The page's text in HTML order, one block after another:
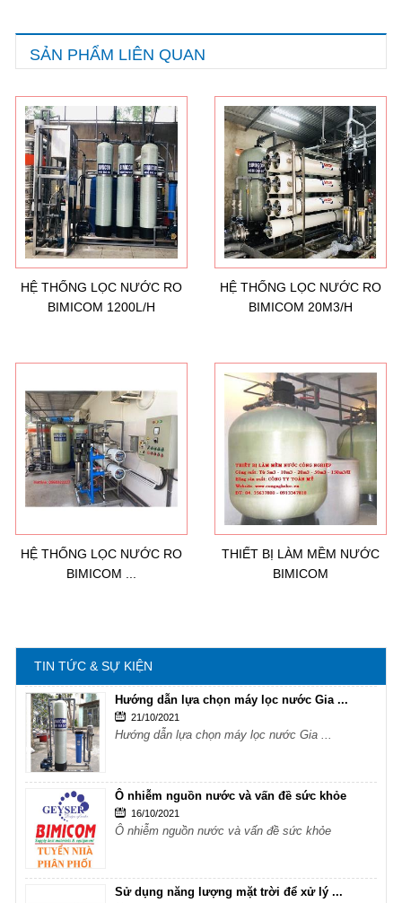
SẢN PHẨM LIÊN QUAN
HỆ THỐNG LỌC NƯỚC RO
BIMICOM 1200L/H
HỆ THỐNG LỌC NƯỚC RO
BIMICOM 20M3/H
HỆ THỐNG LỌC NƯỚC RO
BIMICOM ...
THIẾT BỊ LÀM MỀM NƯỚC
BIMICOM
TIN TỨC & SỰ KIỆN
Hướng dẫn lựa chọn máy lọc nước Gia ...
21/10/2021
Hướng dẫn lựa chọn máy lọc nước Gia ...
Ô nhiễm nguồn nước và vấn đề sức khỏe
Hướng dẫn lựa chọn máy lọc nước Gia ...
21/10/2021
Hướng dẫn lựa chọn máy lọc nước Gia ...
Ô nhiễm nguồn nước và vấn đề sức khỏe
16/10/2021
Ô nhiễm nguồn nước và vấn đề sức khỏe
Sử dụng năng lượng mặt trời để xử lý ...